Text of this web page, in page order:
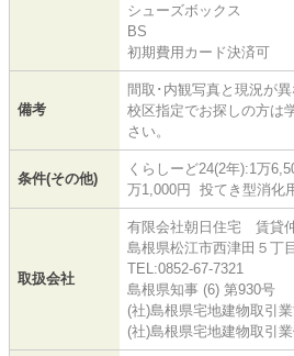
シューズボックス
BS
初期費用カード決済可
備考
間取･内観写真と現況が
校区指定でお探しの方は
さい。
条件(その他)
くらしーど24(2年):1万
万1,000円 投てき型消化
取扱会社
有限会社朝日住宅 賃貸
島根県松江市西津田５丁
TEL:0852-67-7321
島根県知事 (6) 第930号
(社)島根県宅地建物取引
(社)島根県宅地建物取引